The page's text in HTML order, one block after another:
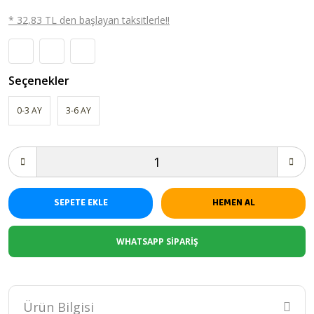
* 32,83 TL den başlayan taksitlerle!!
Seçenekler
0-3 AY 3-6 AY
SEPETE EKLE HEMEN AL
WHATSAPP SİPARİŞ
Ürün Bilgisi